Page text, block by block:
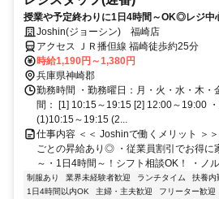
授業や予定終わりに1日4時間～OK◎レジ中
日祝は加給あり！社割で家電がお得に♪
Joshin(ジョーシン) 福崎店
アクセス ＪＲ播但線 福崎徒歩約25分
時給1,190円～1,380円
兵庫県神崎郡
勤務時間 ・勤務曜日：月・火・水・木・
間： [1] 10:15～19:15 [2] 12:00～19:00
(1)10:15～19:15 (2...
仕事内容 ＜＜ Joshinで働くメリット ＞
ごとの昇給あり◎ ・従業員割引でお得に
～・1日4時間～！シフト相談OK！ ・ノル
制服あり 業界未経験者歓迎 ランチタイム 扶養内
1日4時間以内OK
主婦・主夫歓迎 フリーター歓迎